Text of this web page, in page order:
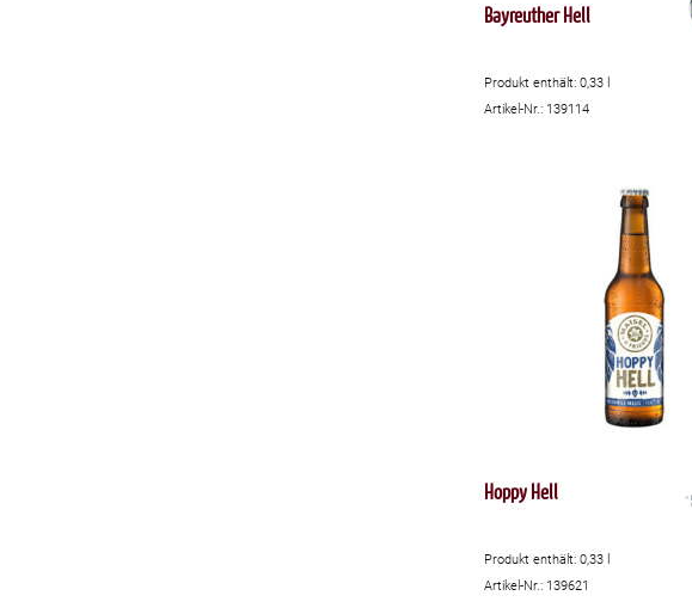
Bayreuther Hell
Produkt enthält: 0,33
Artikel-Nr.: 139114
Hoppy Hell
Produkt enthält: 0,33
Artikel-Nr.: 139621